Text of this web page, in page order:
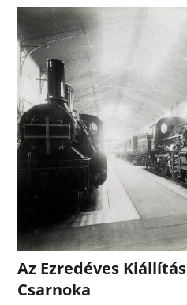
Az Ezredéves
Csarnoka